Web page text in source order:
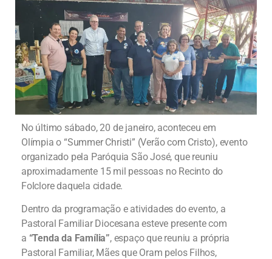
No último sábado, 20 de janeiro, aconteceu em
Olímpia o “Summer Christi” (Verão com Cristo), evento
organizado pela Paróquia São José, que reuniu
aproximadamente 15 mil pessoas no Recinto do
Folclore daquela cidade.
Dentro da programação e atividades do evento, a
Pastoral Familiar Diocesana esteve presente com
a “Tenda da Família”, espaço que reuniu a própria
Pastoral Familiar, Mães que Oram pelos Filhos,